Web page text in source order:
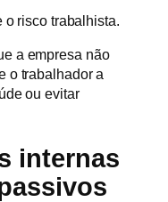
risco trabalhista.
a empresa não
o trabalhador a
ou evitar
internas